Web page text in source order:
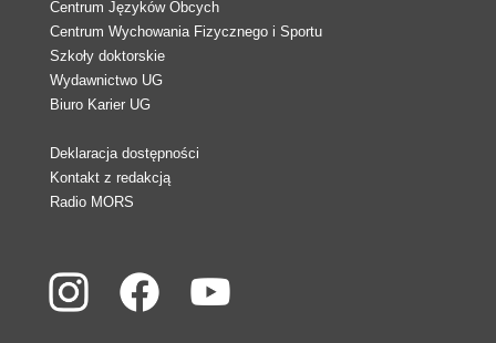
Centrum Języków Obcych
Centrum Wychowania Fizycznego i Sportu
Szkoły doktorskie
Wydawnictwo UG
Biuro Karier UG
Deklaracja dostępności
Kontakt z redakcją
Radio MORS